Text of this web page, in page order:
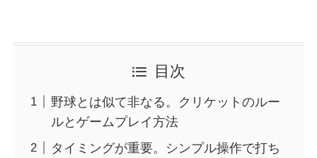
目次
野球とは似て非なる。クリケットのルー
ルとゲームプレイ方法
タイミングが重要。シンプル操作で打ち